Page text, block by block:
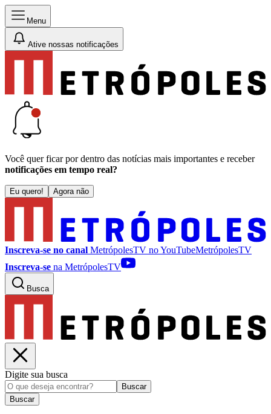
Menu
Ative nossas notificações
Você quer ficar por dentro das notícias mais importantes e receber
notificações em tempo real?
Eu quero! Agora não
Inscreva-se no canal MetrópolesTV noYouTubeMetrópolesTV
Inscreva-se na MetrópolesTV
Busca
Digite sua busca
Buscar
Buscar